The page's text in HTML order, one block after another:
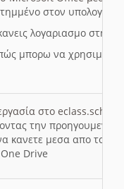
στον
λογαριασμο στη
μπορω να
στο eclass.sch.gr
την
κανετε μεσα απο το
Drive